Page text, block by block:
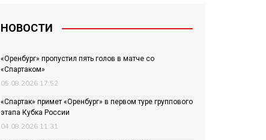
НОВОСТИ
«Оренбург» пропустил пять голов в матче со
«Спартаком»
05.08.2026 17:52
«Спартак» примет «Оренбург» в первом туре группового
этапа Кубка России
04.08.2026 11:31